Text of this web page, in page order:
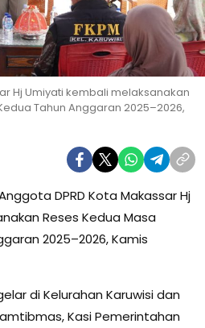
Hj Umiyati kembali melaksanakan
Tahun Anggaran 2025–2026,
DPRD Kota Makassar Hj
Reses Kedua Masa
2025–2026, Kamis
di Kelurahan Karuwisi dan
Kasi Pemerintahan